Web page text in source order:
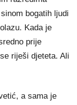
bogatih ljudi
Kada je
prije
riješi djeteta. Ali
a sama je